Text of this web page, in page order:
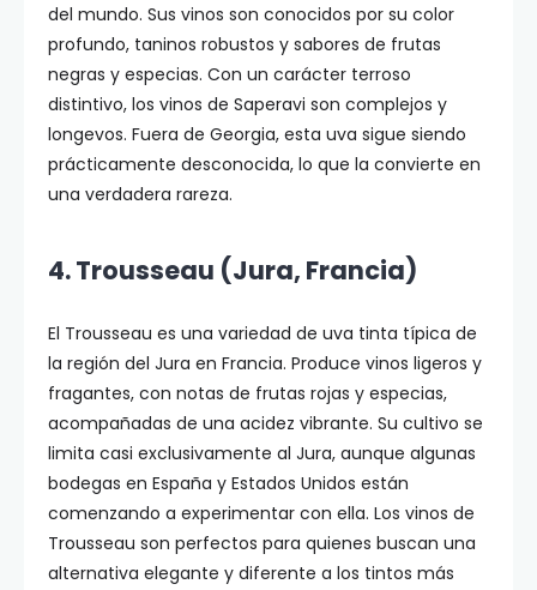
del mundo. Sus vinos son conocidos por su color
profundo, taninos robustos y sabores de frutas
negras y especias. Con un carácter terroso
distintivo, los vinos de Saperavi son complejos y
longevos. Fuera de Georgia, esta uva sigue siendo
prácticamente desconocida, lo que la convierte en
una verdadera rareza.
4. Trousseau (Jura, Francia)
El Trousseau es una variedad de uva tinta típica de
la región del Jura en Francia. Produce vinos ligeros y
fragantes, con notas de frutas rojas y especias,
acompañadas de una acidez vibrante. Su cultivo se
limita casi exclusivamente al Jura, aunque algunas
bodegas en España y Estados Unidos están
comenzando a experimentar con ella. Los vinos de
Trousseau son perfectos para quienes buscan una
alternativa elegante y diferente a los tintos más